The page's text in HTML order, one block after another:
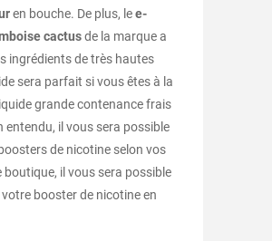
en bouche. De plus, lee-
cactusde la marque a
ingrédients de très hautes
sera parfait si vous êtes à la
grande contenance frais
entendu, il vous sera possible
de nicotine selon vos
boutique, il vous sera possible
booster de nicotine en